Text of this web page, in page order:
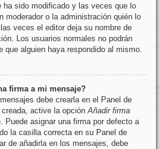
ha sido modificado y las veces que lo
moderador o la administración quién lo
veces el editor deja su nombre de
Los usuarios normales no podrán
que alguien haya respondido al mismo.
firma a mi mensaje?
debe crearla en el Panel de
creada, active la opciónAñadir firma
Puede asignar una firma por defecto a
la casilla correcta en su Panel de
de añadirla en los mensajes, debe